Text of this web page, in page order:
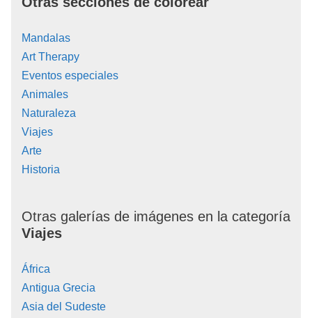
Mandalas
Art Therapy
Eventos especiales
Animales
Naturaleza
Viajes
Arte
Historia
Otras galerías de imágenes en la categoría
Viajes
África
Antigua Grecia
Asia del Sudeste